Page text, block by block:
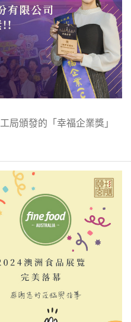
局頒發的「幸福企業獎」